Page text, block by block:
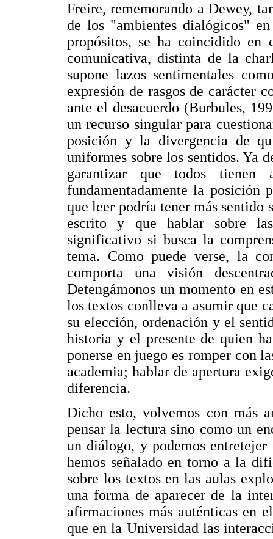
Freire, rememorando a Dewey,
de los "ambientes dialógicos"
propósitos, se ha coincidido en
comunicativa, distinta de la
supone lazos sentimentales
expresión de rasgos de carácter
ante el desacuerdo (Burbules,
un recurso singular para
posición y la divergencia de
uniformes sobre los sentidos. Ya
garantizar que todos
fundamentadamente la
que leer podría tener más sentido
escrito y que hablar sobre
significativo si busca la
tema. Como puede verse, la
comporta una visión
Detengámonos un momento en
los textos conlleva a asumir que
su elección, ordenación y el
historia y el presente de quien
ponerse en juego es romper con
academia; hablar de apertura
diferencia.
Dicho esto, volvemos con más
pensar la lectura sino como un
un diálogo, y podemos
hemos señalado en torno a la
sobre los textos en las aulas
una forma de aparecer de la
afirmaciones más auténticas en
que en la Universidad las